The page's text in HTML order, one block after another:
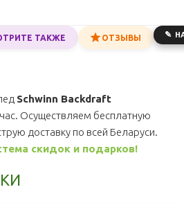
ТАКЖЕ ОТЗЫВЫ
Schwinn Backdraft
Осуществляем бесплатную
доставку по всей Беларуси.
скидок и подарков!